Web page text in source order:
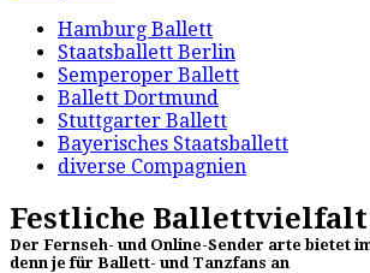
Hamburg Ballett
Staatsballett Berlin
Semperoper Ballett
Ballett Dortmund
Stuttgarter Ballett
Bayerisches Staatsballett
diverse Compagnien
Festliche Ballettvielfalt
Der Fernseh- und Online-Sender arte bietet
denn je für Ballett- und Tanzfans an